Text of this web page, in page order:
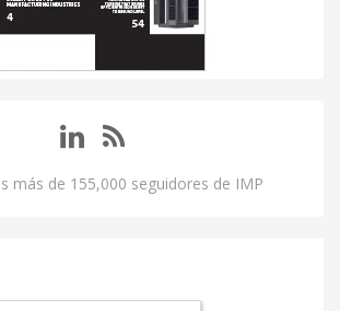
más de 155,000 seguidores de IMP